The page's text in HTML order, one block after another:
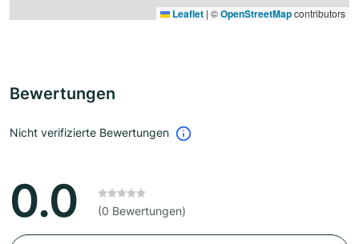
Leaflet | ©OpenStreetMapcontributors
Bewertungen
Nicht verifizierte Bewertungen
0.0 (0 Bewertungen)